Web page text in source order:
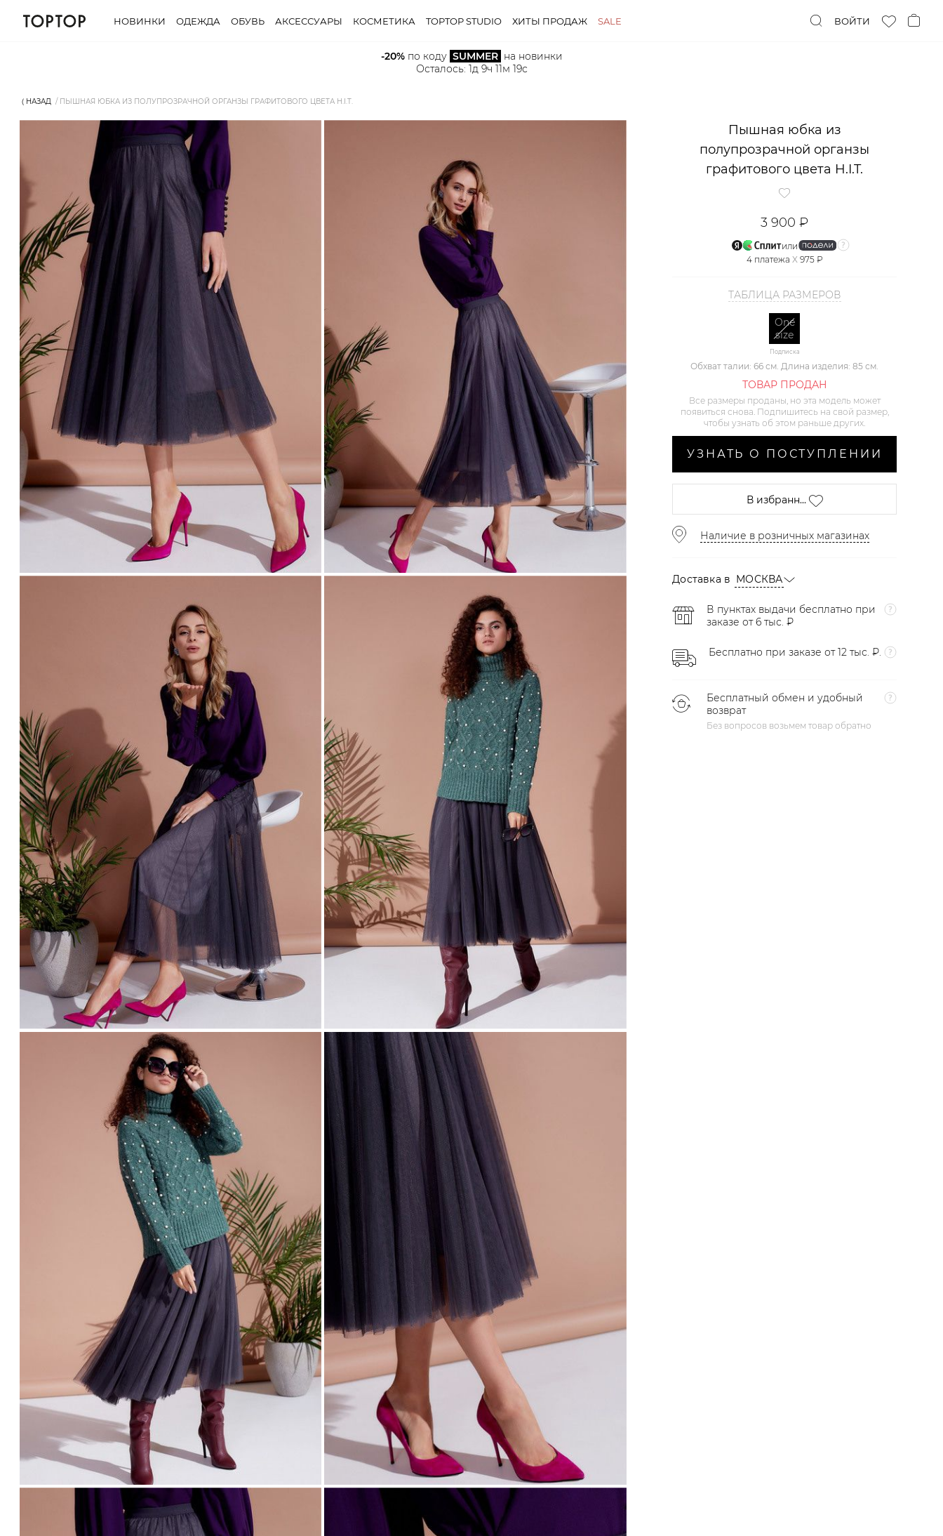
НОВИНКИ ОДЕЖДА ОБУВЬ АКСЕССУАРЫ КОСМЕТИКА TOPTOP STUDIO ХИТЫ ПРОДАЖ SALE ВОЙТИ
-20% по коду SUMMER на новинки
Осталось: 1д 9ч 11м 18с
⟨ НАЗАД ПЫШНАЯ ЮБКА ИЗ ПОЛУПРОЗРАЧНОЙ ОРГАНЗЫ ГРАФИТОВОГО ЦВЕТА H.I.T.
Пышная юбка из
полупрозрачной органзы
графитового цвета H.I.T.
3 900 ₽
или
4 платежа X 975 ₽
ТАБЛИЦА РАЗМЕРОВ
One
size
Подписка
Обхват талии: 66 см. Длина изделия: 85 см.
ТОВАР ПРОДАН
Все размеры проданы, но эта модель может
появиться снова. Подпишитесь на свой размер,
чтобы узнать об этом раньше других.
УЗНАТЬ О ПОСТУПЛЕНИИ
В избранн...
Наличие в розничных магазинах
Доставка в МОСКВА
В пунктах выдачи бесплатно при
заказе от 6 тыс. ₽
Бесплатно при заказе от 12 тыс. ₽.
Бесплатный обмен и удобный
возврат
Без вопросов возьмем товар обратно